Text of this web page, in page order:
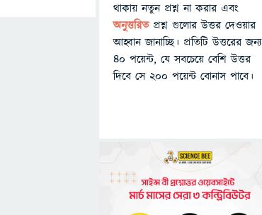
থাকায় নতুন প্রশ্ন না করার এবং
অনুত্তরিত প্রশ্ন গুলোর উত্তর দেওয়ার
আহ্বান জানাচ্ছি। প্রতিটি উত্তরের জন্য
৪০ পয়েন্ট, যে সবচেয়ে বেশি উত্তর
দিবে সে ২০০ পয়েন্ট বোনাস পাবে।